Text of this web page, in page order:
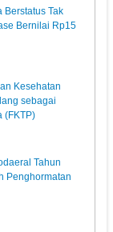
Berstatus Tak
Bernilai Rp15
Kesehatan
sebagai
(FKTP)
Tahun
Penghormatan